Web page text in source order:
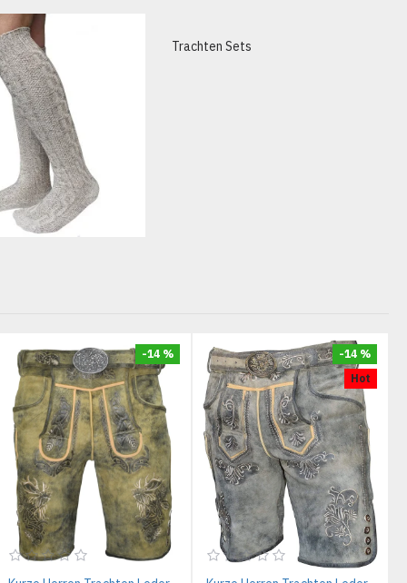
Trachten Sets
-14 %
Hot
-14 %